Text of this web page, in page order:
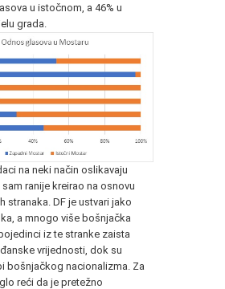
u istočnom, a 46% u
grada.
na neki način oslikavaju
ranije kreirao na osnovu
stranaka. DF je ustvari jako
a mnogo više bošnjačka
iz te stranke zaista
vrijednosti, dok su
bošnjačkog nacionalizma. Za
reći da je pretežno